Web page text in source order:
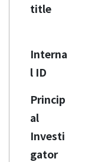
title
Interna
l ID
Princip
al
Investi
gator